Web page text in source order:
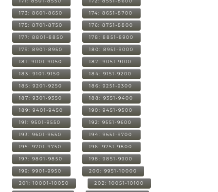
173: 8601-8650 174: 8651-8700
175: 8701-8750 176: 8751-8800
177: 8801-8850 178: 8851-8900
179: 8901-8950 180: 8951-9000
181: 9001-9050 182: 9051-9100
183: 9101-9150 184: 9151-9200
185: 9201-9250 186: 9251-9300
187: 9301-9350 188: 9351-9400
189: 9401-9450 190: 9451-9500
191: 9501-9550 192: 9551-9600
193: 9601-9650 194: 9651-9700
195: 9701-9750 196: 9751-9800
197: 9801-9850 198: 9851-9900
199: 9901-9950 200: 9951-10000
201: 10001-10050 202: 10051-10100